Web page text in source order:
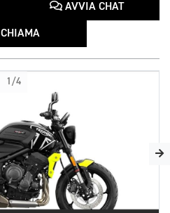
AVVIA CHAT
CHIAMA
1/4